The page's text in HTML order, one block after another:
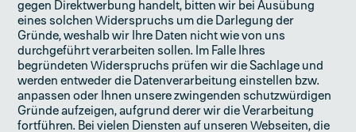
gegen Direktwerbung handelt, bitten wir bei Ausübung
eines solchen Widerspruchs um die Darlegung der
Gründe, weshalb wir Ihre Daten nicht wie von uns
durchgeführt verarbeiten sollen. Im Falle Ihres
begründeten Widerspruchs prüfen wir die Sachlage und
werden entweder die Datenverarbeitung einstellen bzw.
anpassen oder Ihnen unsere zwingenden schutzwürdigen
Gründe aufzeigen, aufgrund derer wir die Verarbeitung
fortführen. Bei vielen Diensten auf unseren Webseiten, die